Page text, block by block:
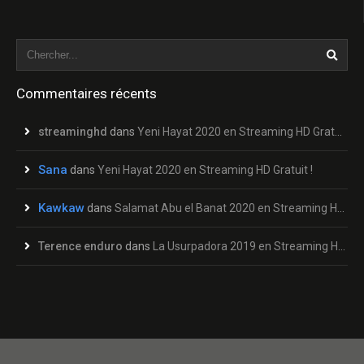
Commentaires récents
streaminghd dans Yeni Hayat 2020 en Streaming HD Gratuit !
Sana dans Yeni Hayat 2020 en Streaming HD Gratuit !
Kawkaw dans Salamat Abu el Banat 2020 en Streaming HD Gratuit !
Terence enduro dans La Usurpadora 2019 en Streaming HD Gratuit !